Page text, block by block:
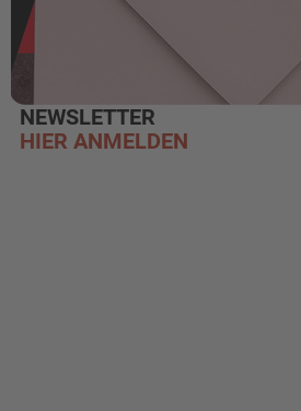
NEWSLETTER
HIER ANMELDEN